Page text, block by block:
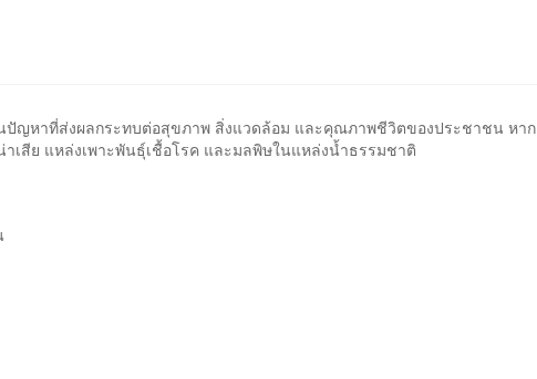
ปัญหาที่ส่งผลกระทบต่อสุขภาพ สิ่งแวดล้อม และคุณภาพชีวิตของประชาชน หาก
าเสีย แหล่งเพาะพันธุ์เชื้อโรค และมลพิษในแหล่งน้ำธรรมชาติ